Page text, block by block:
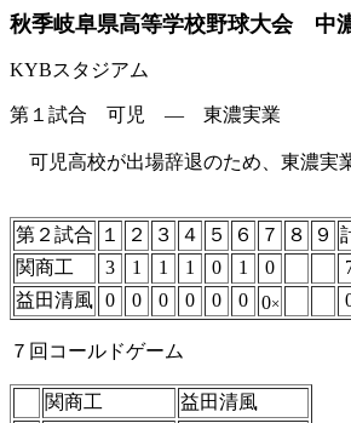
秋季岐阜県高等学校野球大会 中
KYBスタジアム
第１試合 可児 ― 東濃実業
可児高校が出場辞退のため、東濃実
第２試合 １ ２ ３ ４ ５ ６ ７ ８ ９
関商工
3 1 1 1 0 1 0
益田清風 0 0 0 0 0 0 0×
７回コールドゲーム
関商工 益田清風